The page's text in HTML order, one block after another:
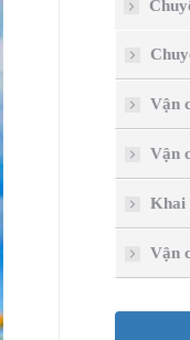
Vận
Vận
Khai
Vận